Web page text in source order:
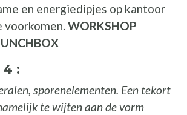
en energiedipjes op kantoor
voorkomen. WORKSHOP
:
sporenelementen. Een tekort
te wijten aan de vorm